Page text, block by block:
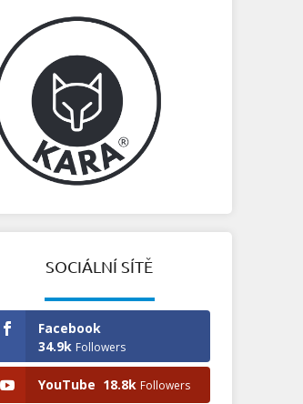
SOCIÁLNÍ SÍTĚ
Facebook
34.9k Followers
YouTube 18.8k Followers